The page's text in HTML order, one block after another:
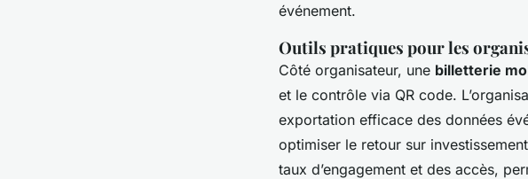
événement.
Outils pratiques pour les
Côté organisateur, une billetterie
et le contrôle via QR code.
exportation efficace des données
optimiser le retour sur
taux d’engagement et des accès,